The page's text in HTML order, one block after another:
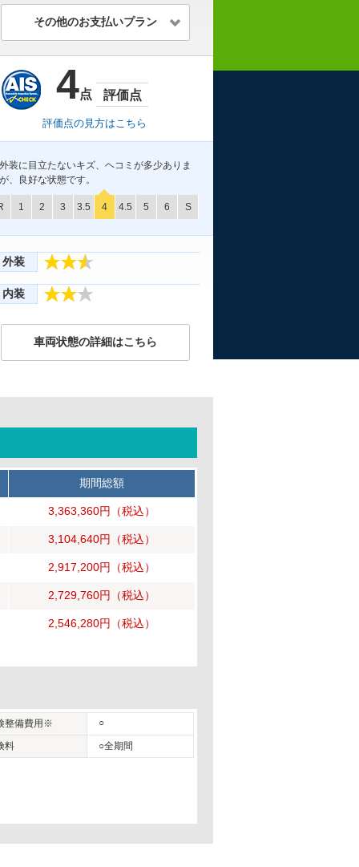
その他のお支払いプラン
4点 評価点
評価点の見方はこちら
装に目立たないキズ、ヘコミが多少ありま
、良好な状態です。
1 2 3 3.5 4 4.5 5 6 S
外装
内装
車両状態の詳細はこちら
期間総額
3,363,360円 （税込）
3,104,640円 （税込）
2,917,200円 （税込）
2,729,760円 （税込）
2,546,280円 （税込）
整備費用※ ○
料
○全期間